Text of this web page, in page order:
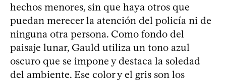
hechos menores, sin que haya otros que
puedan merecer la atención del policía ni de
ninguna otra persona. Como fondo del
paisaje lunar, Gauld utiliza un tono azul
oscuro que se impone y destaca la soledad
del ambiente. Ese color y el gris son los